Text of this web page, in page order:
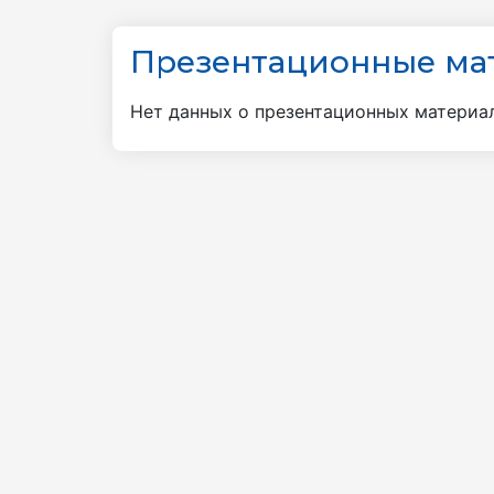
Презентационные
Нет данных о презентационных